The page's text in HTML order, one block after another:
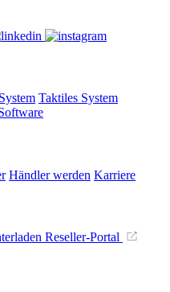
Taktiles System
Händler werden Karriere
Reseller-Portal